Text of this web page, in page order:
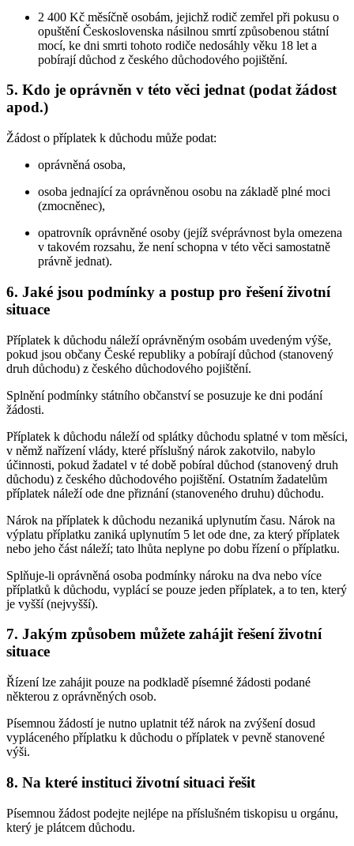
2 400 Kč měsíčně osobám, jejichž rodič zemřel při pokusu o
opuštění Československa násilnou smrtí způsobenou státní
mocí, ke dni smrti tohoto rodiče nedosáhly věku 18 let a
pobírají důchod z českého důchodového pojištění.
5. Kdo je oprávněn v této věci jednat (podat žádost
apod.)
Žádost o příplatek k důchodu může podat:
oprávněná osoba,
osoba jednající za oprávněnou osobu na základě plné moci
(zmocněnec),
opatrovník oprávněné osoby (jejíž svéprávnost byla omezena
v takovém rozsahu, že není schopna v této věci samostatně
právně jednat).
6. Jaké jsou podmínky a postup pro řešení životní
situace
Příplatek k důchodu náleží oprávněným osobám uvedeným výše,
pokud jsou občany České republiky a pobírají důchod (stanovený
druh důchodu) z českého důchodového pojištění.
Splnění podmínky státního občanství se posuzuje ke dni podání
žádosti.
Příplatek k důchodu náleží od splátky důchodu splatné v tom měsíci,
v němž nařízení vlády, které příslušný nárok zakotvilo, nabylo
účinnosti, pokud žadatel v té době pobíral důchod (stanovený druh
důchodu) z českého důchodového pojištění. Ostatním žadatelům
příplatek náleží ode dne přiznání (stanoveného druhu) důchodu.
Nárok na příplatek k důchodu nezaniká uplynutím času. Nárok na
výplatu příplatku zaniká uplynutím 5 let ode dne, za který příplatek
nebo jeho část náleží; tato lhůta neplyne po dobu řízení o příplatku.
Splňuje-li oprávněná osoba podmínky nároku na dva nebo více
příplatků k důchodu, vyplácí se pouze jeden příplatek, a to ten, který
je vyšší (nejvyšší).
7. Jakým způsobem můžete zahájit řešení životní
situace
Řízení lze zahájit pouze na podkladě písemné žádosti podané
některou z oprávněných osob.
Písemnou žádostí je nutno uplatnit též nárok na zvýšení dosud
vypláceného příplatku k důchodu o příplatek v pevně stanovené
výši.
8. Na které instituci životní situaci řešit
Písemnou žádost podejte nejlépe na příslušném tiskopisu u orgánu,
který je plátcem důchodu.